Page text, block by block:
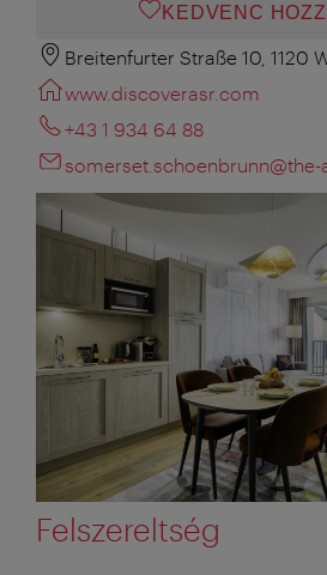
KEDVENC
Breitenfurter Straße 10, 1120
www.discoverasr.com
+43 1 934 64 88
Felszereltség